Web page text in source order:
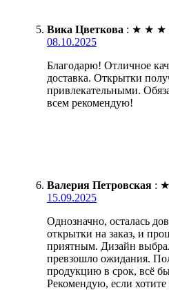
Вика Цветкова : ★ ★ ★
08.10.2025
Благодарю! Отличное
доставка. Открытки
привлекательными.
всем рекомендую!
Валерия Петровская : ★
15.09.2025
Однозначно, осталась
открытки на заказ, и
приятным. Дизайн
превзошло ожидания.
продукцию в срок, всё
Рекомендую, если